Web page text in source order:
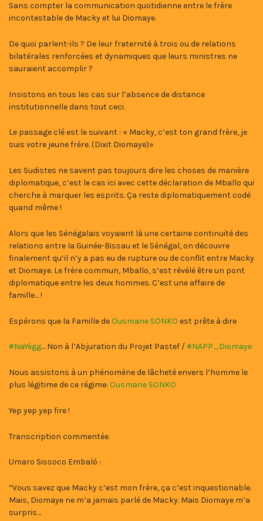
Sans compter la communication quotidienne entre le frère
incontestable de Macky et lui Diomaye.
De quoi parlent-ils ? De leur fraternité à trois ou de relations
bilatérales renforcées et dynamiques que leurs ministres ne
sauraient accomplir ?
Insistons en tous les cas sur l’absence de distance
institutionnelle dans tout ceci.
Le passage clé est le suivant : « Macky, c’est ton grand frère, je
suis votre jeune frère. (Dixit Diomaye)»
Les Sudistes ne savent pas toujours dire les choses de manière
diplomatique, c’est le cas ici avec cette déclaration de Mballo qui
cherche à marquer les esprits. Ça reste diplomatiquement codé
quand même !
Alors que les Sénégalais voyaient là une certaine continuité des
relations entre la Guinée-Bissau et le Sénégal, on découvre
finalement qu’il n’y a pas eu de rupture ou de conflit entre Macky
et Diomaye. Le frère commun, Mballo, s’est révélé être un pont
diplomatique entre les deux hommes. C’est une affaire de
famille… !
Espérons que la Famille deOusmane SONKO est prête à dire
#NaYègg… Non à l’Abjuration du Projet Pastef /#NAPP_Diomaye
Nous assistons à un phénomène de lâcheté envers l’homme le
plus légitime de ce régime: Ousmane SONKO
Yep yep yep fire !
Transcription commentée.
Umaro Sissoco Embaló :
“Vous savez que Macky c’est mon frère, ça c’est inquestionable.
Mais, Diomaye ne m’a jamais parlé de Macky. Mais Diomaye m’a
surpris…